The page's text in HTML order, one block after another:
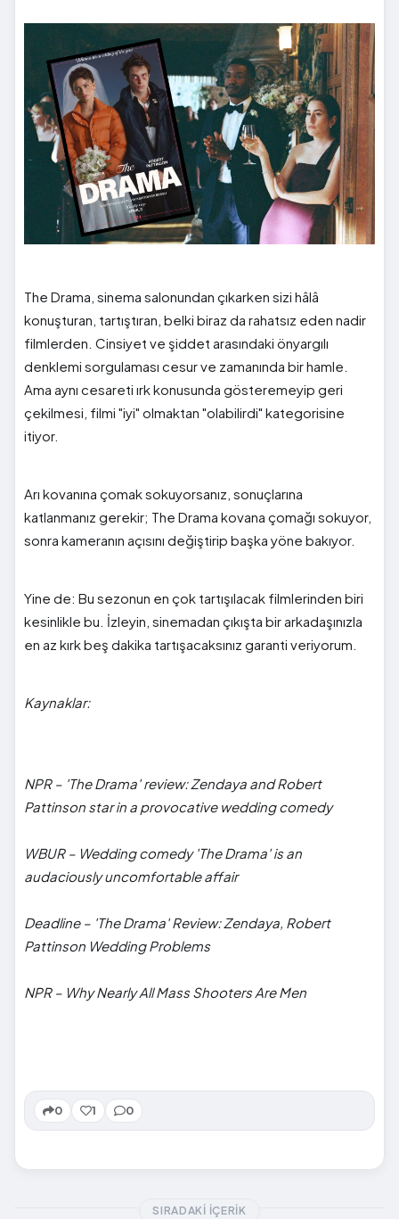
The Drama, sinema salonundan çıkarken sizi hâlâ
konuşturan, tartıştıran, belki biraz da rahatsız eden nadir
filmlerden. Cinsiyet ve şiddet arasındaki önyargılı
denklemi sorgulaması cesur ve zamanında bir hamle.
Ama aynı cesareti ırk konusunda gösteremeyip geri
çekilmesi, filmi "iyi" olmaktan "olabilirdi" kategorisine
itiyor.
Arı kovanına çomak sokuyorsanız, sonuçlarına
katlanmanız gerekir; The Drama kovana çomağı sokuyor,
sonra kameranın açısını değiştirip başka yöne bakıyor.
Yine de: Bu sezonun en çok tartışılacak filmlerinden biri
kesinlikle bu. İzleyin, sinemadan çıkışta bir arkadaşınızla
en az kırk beş dakika tartışacaksınız garanti veriyorum.
Kaynaklar:
NPR – 'The Drama' review: Zendaya and Robert
Pattinson star in a provocative wedding comedy
WBUR – Wedding comedy 'The Drama' is an
audaciously uncomfortable affair
Deadline – 'The Drama' Review: Zendaya, Robert
Pattinson Wedding Problems
NPR – Why Nearly All Mass Shooters Are Men
0 1 0
SIRADAKI İÇERIK